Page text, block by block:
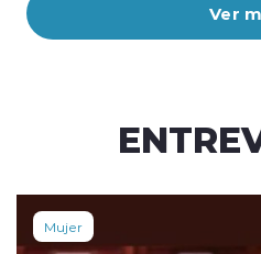
Ver
Mujer